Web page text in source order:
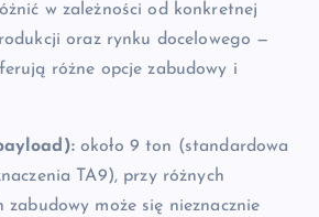
w zależności od konkretnej
oraz rynku docelowego —
różne opcje zabudowy i
około 9 ton (standardowa
TA9), przy różnych
zabudowy może się nieznacznie